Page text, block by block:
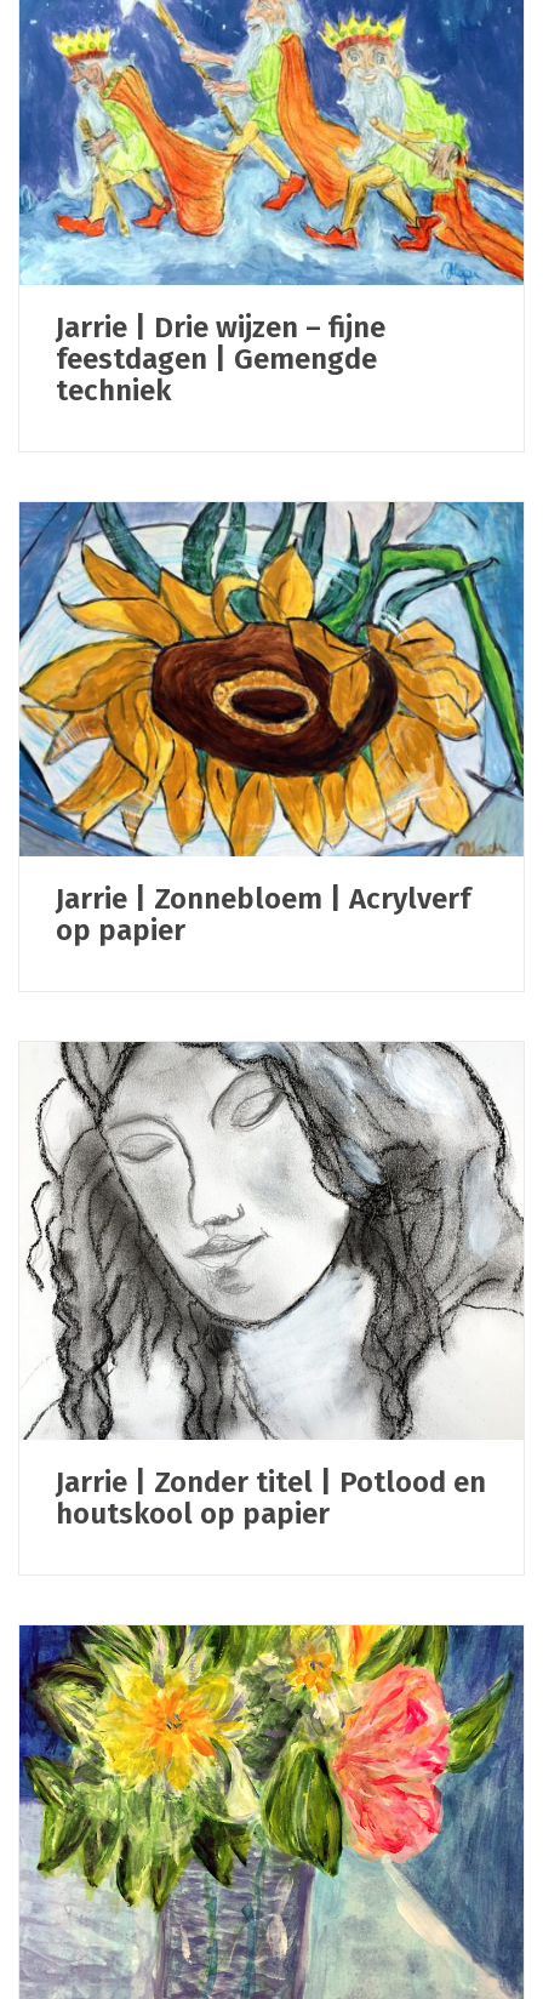
Jarrie | Drie wijzen – fijne
feestdagen | Gemengde
techniek
Jarrie | Zonnebloem | Acrylverf
op papier
Jarrie | Zonder titel | Potlood en
houtskool op papier